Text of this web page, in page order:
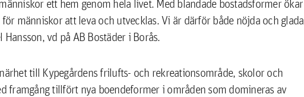
ett hem genom hela livet. Med blandade bostadsformer ökar
människor att leva och utvecklas. Vi är därför både nöjda och glada
vd på AB Bostäder i Borås.
till Kypegårdens frilufts- och rekreationsområde, skolor och
framgång tillfört nya boendeformer i områden som domineras av